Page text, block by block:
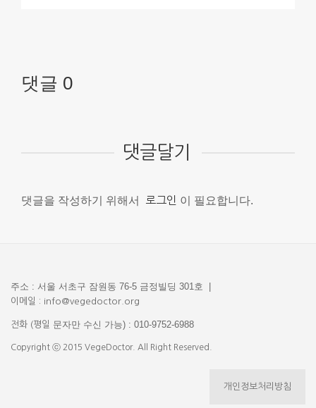
댓글 0
댓글달기
댓글을 작성하기 위해서 로그인 이 필요합니다.
주소 : 서울 서초구 잠원동 76-5 금정빌딩 301호 |
이메일 : info@vegedoctor.org
전화 (평일 문자만 수신 가능) : 010-9752-6988
Copyright ⓒ 2015 VegeDoctor. All Right Reserved.
개인정보처리방침